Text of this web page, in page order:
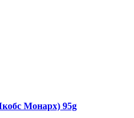
Монарх) 95g